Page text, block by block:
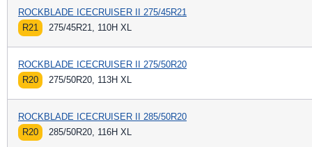
ROCKBLADE ICECRUISER II 275/45R21
R21
275/45R21, 110H XL
ROCKBLADE ICECRUISER II 275/50R20
R20
275/50R20, 113H XL
ROCKBLADE ICECRUISER II 285/50R20
R20
285/50R20, 116H XL